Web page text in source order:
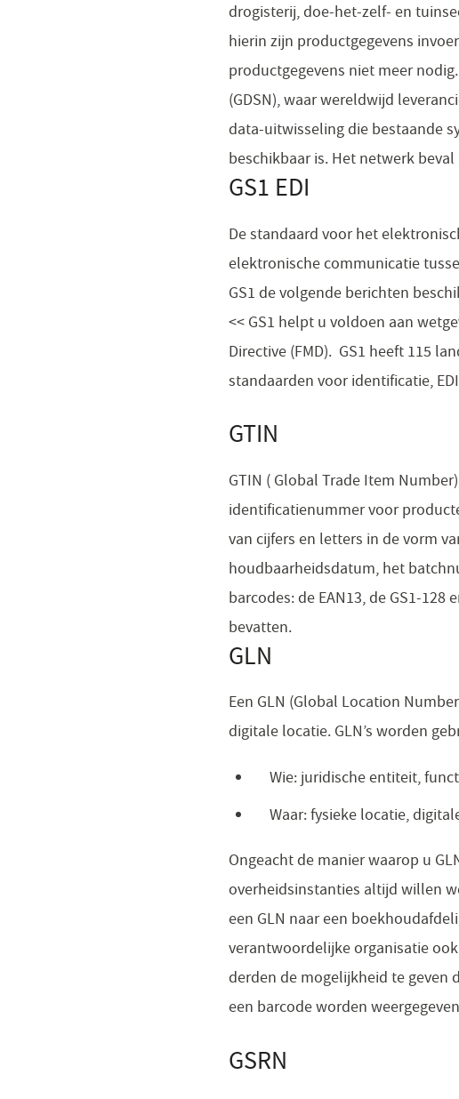
drogisterij, doe-het-zelf- en
hierin zijn productgegevens
productgegevens niet meer
(GDSN), waar wereldwijd
data-uitwisseling die bestaande
beschikbaar is. Het netwerk beval
GS1 EDI
De standaard voor het
elektronische communicatie
GS1 de volgende berichten
<< GS1 helpt u voldoen aan
Directive (FMD). GS1 heeft 115
standaarden voor identificatie,
GTIN
GTIN ( Global Trade Item
identificatienummer voor
van cijfers en letters in de vorm
houdbaarheidsdatum, het
barcodes: de EAN13, de GS1-
bevatten. ​​
GLN
Een GLN (Global Location
digitale locatie. GLN’s worden
Wie: juridische entiteit,
Waar: fysieke locatie,
Ongeacht de manier waarop u
overheidsinstanties altijd willen
een GLN naar een
verantwoordelijke organisatie
derden de mogelijkheid te geven
een barcode worden
GSRN